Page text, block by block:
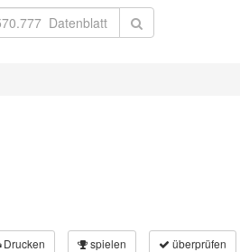
Drucken spielen überprüfen